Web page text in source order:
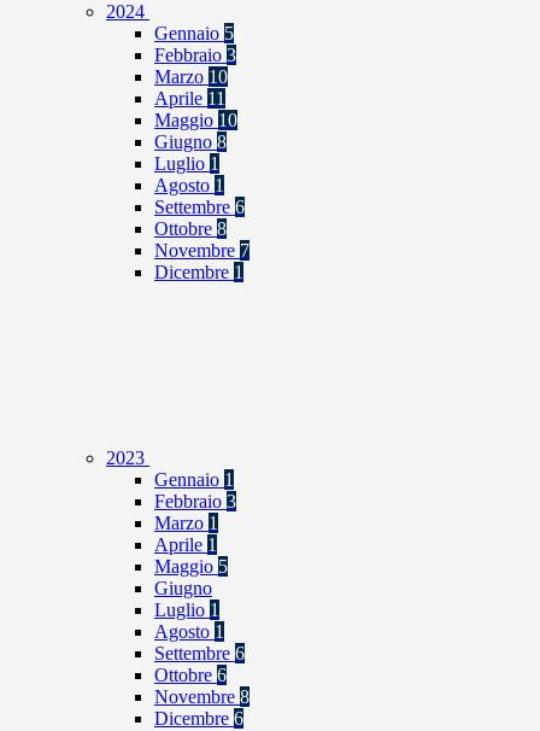
2024
Gennaio 5
Febbraio 3
Marzo 10
Aprile 11
Maggio 10
Giugno 8
Luglio 1
Agosto 1
Settembre 6
Ottobre 8
Novembre 7
Dicembre 1
2023
Gennaio 1
Febbraio 3
Marzo 1
Aprile 1
Maggio 5
Giugno
Luglio 1
Agosto 1
Settembre 6
Ottobre 6
Novembre 8
Dicembre 6